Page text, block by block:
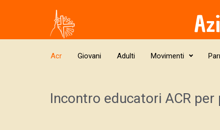
Skip to main content
Acr Giovani Adulti Movimenti
Incontro educatori ACR per